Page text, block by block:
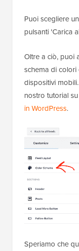
Puoi scegliere
pulsanti 'Carica
Oltre a ciò, puoi
schema di
dispositivi
nostro tutorial su
in WordPress.
Speriamo che